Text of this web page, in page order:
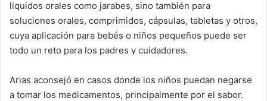
líquidos orales como jarabes, sino también para
soluciones orales, comprimidos, cápsulas, tabletas y otros,
cuya aplicación para bebés o niños pequeños puede ser
todo un reto para los padres y cuidadores.
Arias aconsejó en casos donde los niños puedan negarse
a tomar los medicamentos, principalmente por el sabor.